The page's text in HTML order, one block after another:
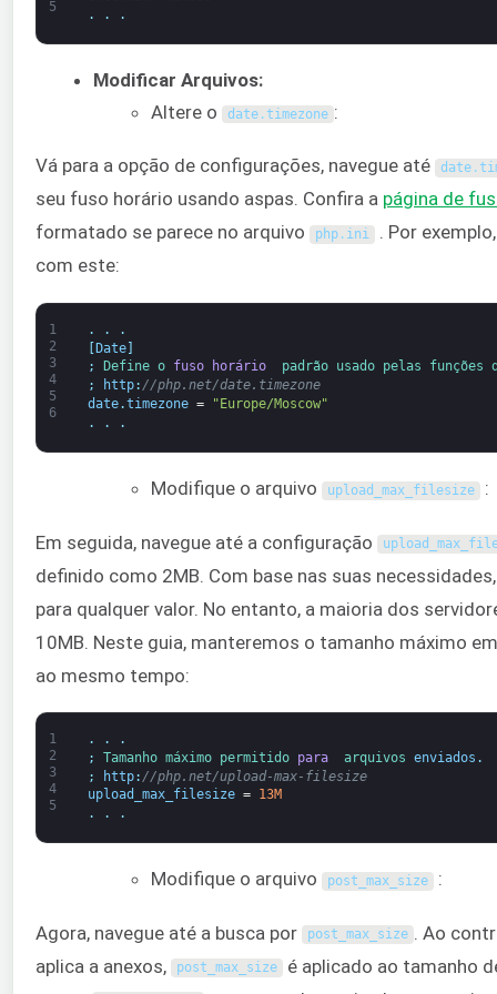
5
.
. .
Modificar Arquivos:
Altere o
date.timezone :
Vá para a opção de configurações, navegue até date.
seu fuso horário usando aspas. Confira a página de
formatado se parece no arquivo
php. ini . Por
com este:
1
2
3
4
5
6
. .
.
[Date]
;
Define o fuso horário padrão usado pelas funções
;
http: //php.net/date.timezone
date.timezone =
"Europe/Moscow"
.
. .
Modifique o arquivo upload_max_filesize :
Em seguida, navegue até a configuração
definido como 2MB. Com base nas suas
para qualquer valor. No entanto, a maioria dos
10MB. Neste guia, manteremos o tamanho máximo
ao mesmo tempo:
1
2
3
4
5
. .
.
;
Tamanho máximo permitido para arquivos enviados .
;
http: //php.net/upload-max-filesize
upload_max_filesize =
13M
.
. .
Modifique o arquivo post_max_size :
Agora, navegue até a busca por post_max_size . Ao
aplica a anexos,
post_max_size é aplicado ao tamanho